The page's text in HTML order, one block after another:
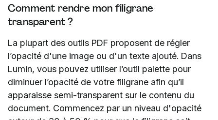
Comment rendre mon filigrane
transparent ?
La plupart des outils PDF proposent de régler
l’opacité d'une image ou d'un texte ajouté. Dans
Lumin, vous pouvez utiliser l’outil palette pour
diminuer l’opacité de votre filigrane afin qu’il
apparaisse semi-transparent sur le contenu du
document. Commencez par un niveau d'opacité